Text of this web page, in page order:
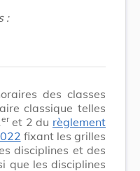
:
des classes
classique telles
eret 2 du règlement
fixant les grilles
disciplines et des
que les disciplines